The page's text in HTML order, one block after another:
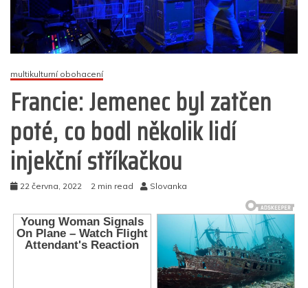
multikulturní obohacení
Francie: Jemenec byl zatčen
poté, co bodl několik lidí
injekční stříkačkou
22 června, 2022 2 min read Slovanka